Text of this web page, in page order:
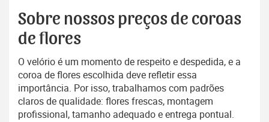
Sobre nossos preços de coroas
de flores
O velório é um momento de respeito e despedida, e a
coroa de flores escolhida deve refletir essa
importância. Por isso, trabalhamos com padrões
claros de qualidade: flores frescas, montagem
profissional, tamanho adequado e entrega pontual.